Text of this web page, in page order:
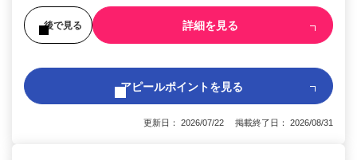
後で見る 詳細を見る
アピールポイントを見る
更新日： 2026/07/22 掲載終了日： 2026/08/31